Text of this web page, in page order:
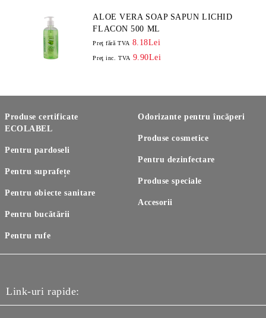
ALOE VERA SOAP SAPUN LICHID
FLACON 500 ML
Preţ fără TVA 8.18Lei
Preţ inc. TVA 9.90Lei
Produse certificate
ECOLABEL
Pentru pardoseli
Pentru suprafețe
Pentru obiecte sanitare
Pentru bucătării
Pentru rufe
Odorizante pentru încăperi
Produse cosmetice
Pentru dezinfectare
Produse speciale
Accesorii
Link-uri rapide: